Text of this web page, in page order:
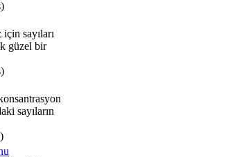
sayıları
güzel bir
sayıların